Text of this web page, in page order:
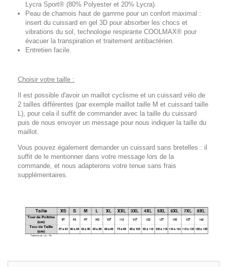
Lycra Sport® (80% Polyester et 20% Lycra).
Peau de chamois haut de gamme pour un confort maximal :
insert du cuissard en gel 3D pour absorber les chocs et
vibrations du sol, technologie respirante COOLMAX® pour
évacuer la transpiration et traitement antibactérien.
Entretien facile.
Choisir votre taille :
Il est possible d'avoir un maillot cyclisme et un cuissard vélo de
2 tailles différentes (par exemple maillot taille M et cuissard taille
L), pour cela il suffit de commander avec la taille du cuissard
puis de nous envoyer un message pour nous indiquer la taille du
maillot.
Vous pouvez également demander un cuissard sans bretelles : il
suffit de le mentionner dans votre message lors de la
commande, et nous adapterons votre tenue sans frais
supplémentaires.